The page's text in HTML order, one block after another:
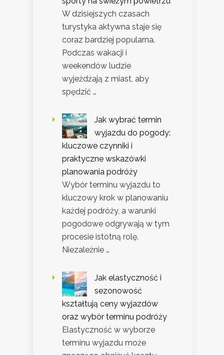
W dzisiejszych czasach
turystyka aktywna staje się
coraz bardziej popularna.
Podczas wakacji i
weekendów ludzie
wyjeżdżają z miast, aby
spędzić …
Jak wybrać termin
wyjazdu do pogody:
kluczowe czynniki i
praktyczne wskazówki
planowania podróży
Wybór terminu wyjazdu to
kluczowy krok w planowaniu
każdej podróży, a warunki
pogodowe odgrywają w tym
procesie istotną rolę.
Niezależnie …
Jak elastyczność i
sezonowość
kształtują ceny wyjazdów
oraz wybór terminu podróży
Elastyczność w wyborze
terminu wyjazdu może